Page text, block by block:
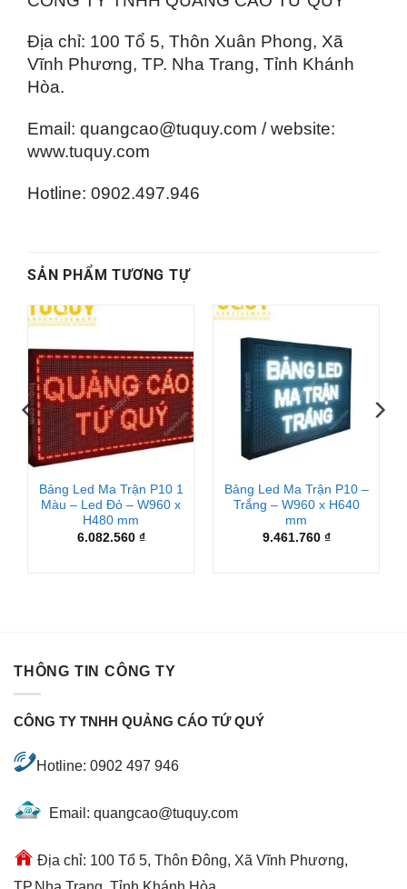
Địa chỉ: 100 Tổ 5, Thôn Xuân Phong, Xã
Vĩnh Phương, TP. Nha Trang, Tỉnh Khánh
Hòa.
Email: quangcao@tuquy.com / website:
www.tuquy.com
Hotline: 0902.497.946
SẢN PHẨM TƯƠNG TỰ
Bảng Led Ma Trận P10 1
Màu – Led Đỏ – W960 x
H480 mm
6.082.560 ₫
Bảng Led Ma Trận P10 –
Trắng – W960 x H640
mm
9.461.760 ₫
THÔNG TIN CÔNG TY
CÔNG TY TNHH QUẢNG CÁO TỨ QUÝ
Hotline: 0902 497 946
Email: quangcao@tuquy.com
Địa chỉ: 100 Tổ 5, Thôn Đông, Xã Vĩnh Phương,